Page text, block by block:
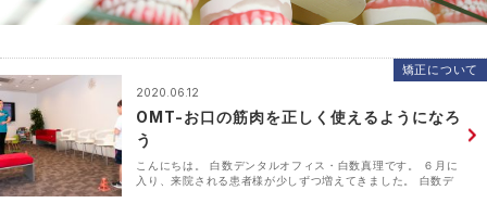
2020.06.12
OMT-お口の筋肉を正しく使えるようになろ
う
こんにちは。 白数デンタルオフィス・白数真理です。 ６月に
入り、来院される患者様が少しずつ増えてきました。 白数デ
矯正について